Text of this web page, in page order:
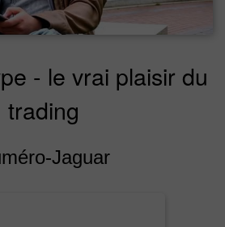
- le vrai plaisir du
trading
Jaguar